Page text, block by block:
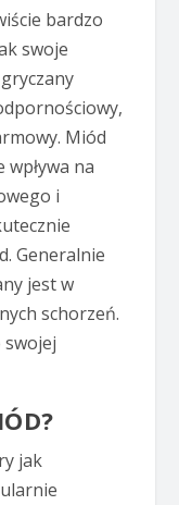
bardzo
swoje
Miód
na
i
Generalnie
jest w
schorzeń.
jak